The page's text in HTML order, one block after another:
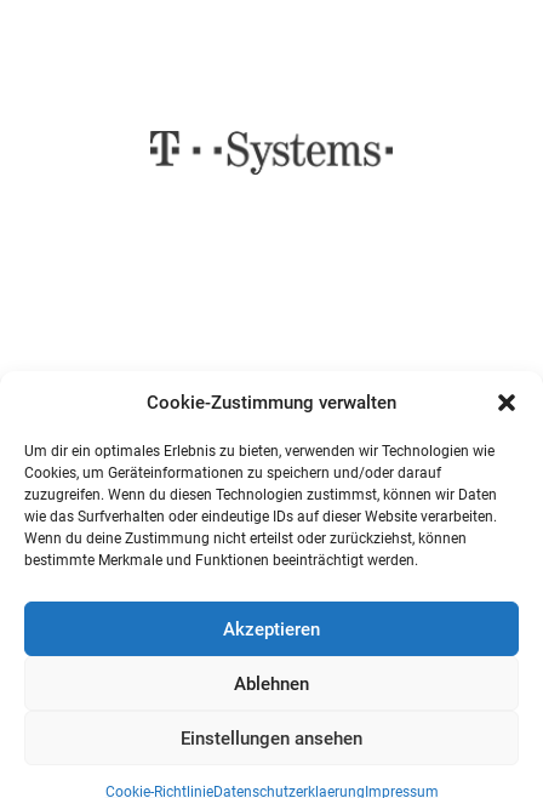
Cookie-Zustimmung verwalten
Um dir ein optimales Erlebnis zu bieten, verwenden wir Technologien wie
Cookies, um Geräteinformationen zu speichern und/oder darauf
zuzugreifen. Wenn du diesen Technologien zustimmst, können wir Daten
wie das Surfverhalten oder eindeutige IDs auf dieser Website verarbeiten.
Wenn du deine Zustimmung nicht erteilst oder zurückziehst, können
bestimmte Merkmale und Funktionen beeinträchtigt werden.
Akzeptieren
Ablehnen
Einstellungen ansehen
Cookie-RichtlinieDatenschutzerklaerung Impressum